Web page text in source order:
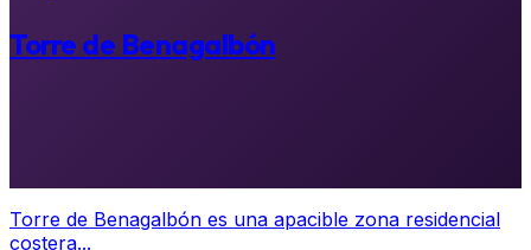
Torre de Benagalbón
Torre de Benagalbón es una apacible zona residencial
costera...